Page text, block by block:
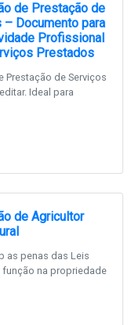
de Prestação de
Documento para
Profissional
Prestados
Prestação de Serviços
Ideal para
de Agricultor
as penas das Leis
função na propriedade